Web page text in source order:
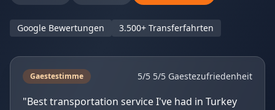
Google Bewertungen 3.500+ Transferfahrten
Gaestestimme 5/5 5/5 Gaestezufriedenheit
"Best transportation service I've had in Turkey